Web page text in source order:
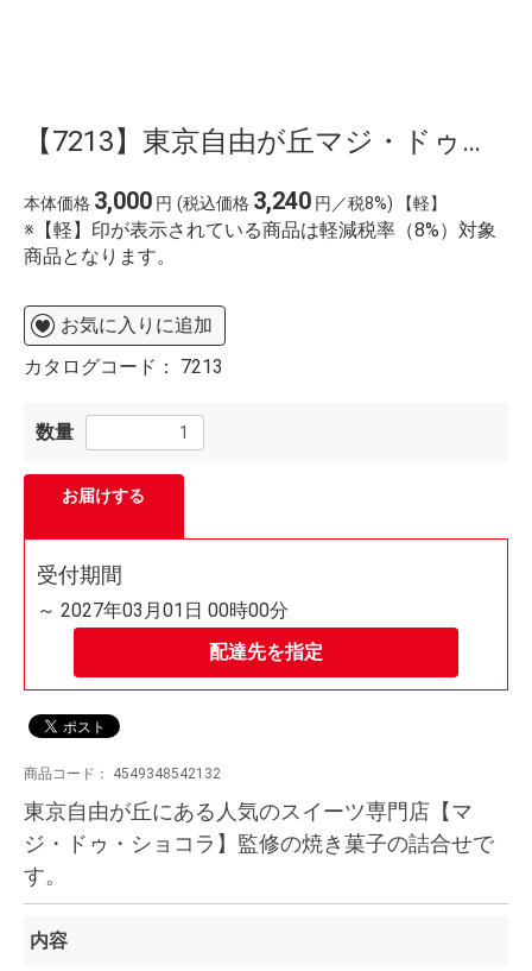
【7213】東京自由が丘マジ・ドゥ・ショコラ監修 焼き菓子ギフト
本体価格 3,000 円 (税込価格 3,240 円／税8%) 【軽】
※【軽】印が表示されている商品は軽減税率（8%）対象
商品となります。
お気に入りに追加
カタログコード： 7213
数量
お届けする
配達先を指定
受付期間
～ 2027年03月01日 00時00分
商品コード： 4549348542132
東京自由が丘にある人気のスイーツ専門店【マ
ジ・ドゥ・ショコラ】監修の焼き菓子の詰合せで
す。
内容